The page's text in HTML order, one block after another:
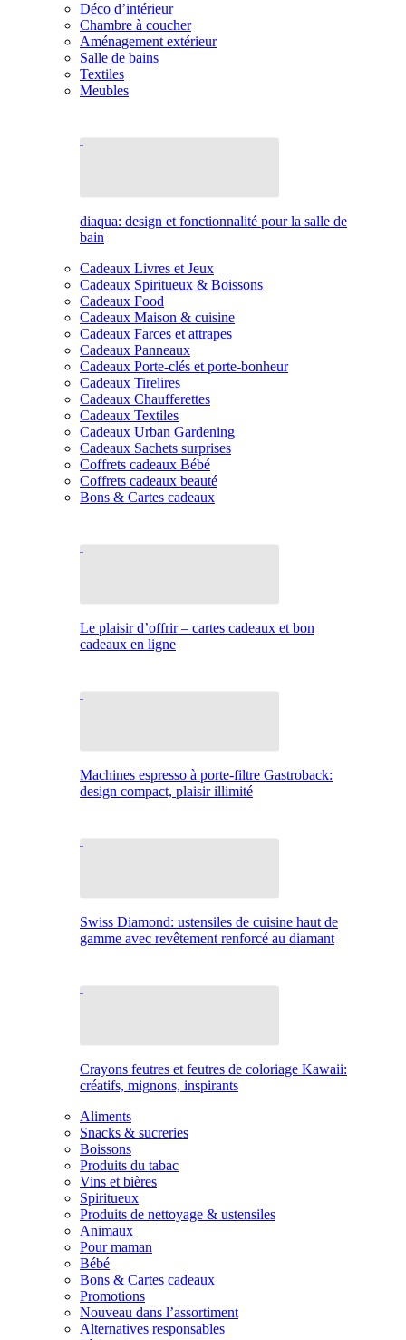
Déco d’intérieur
Chambre à coucher
Aménagement extérieur
Salle de bains
Textiles
Meubles
diaqua: design et fonctionnalité pour la salle de
bain
Cadeaux Livres et Jeux
Cadeaux Spiritueux & Boissons
Cadeaux Food
Cadeaux Maison & cuisine
Cadeaux Farces et attrapes
Cadeaux Panneaux
Cadeaux Porte-clés et porte-bonheur
Cadeaux Tirelires
Cadeaux Chaufferettes
Cadeaux Textiles
Cadeaux Urban Gardening
Cadeaux Sachets surprises
Coffrets cadeaux Bébé
Coffrets cadeaux beauté
Bons & Cartes cadeaux
Le plaisir d’offrir – cartes cadeaux et bon
cadeaux en ligne
Machines espresso à porte-filtre Gastroback:
design compact, plaisir illimité
Swiss Diamond: ustensiles de cuisine haut de
gamme avec revêtement renforcé au diamant
Crayons feutres et feutres de coloriage Kawaii:
créatifs, mignons, inspirants
Aliments
Snacks & sucreries
Boissons
Produits du tabac
Vins et bières
Spiritueux
Produits de nettoyage & ustensiles
Animaux
Pour maman
Bébé
Bons & Cartes cadeaux
Promotions
Nouveau dans l’assortiment
Alternatives responsables